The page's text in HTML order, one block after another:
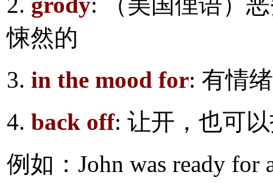
悚然的
3. in the mood for: 有情
4. back off: 让开，也可
例如：John was ready for